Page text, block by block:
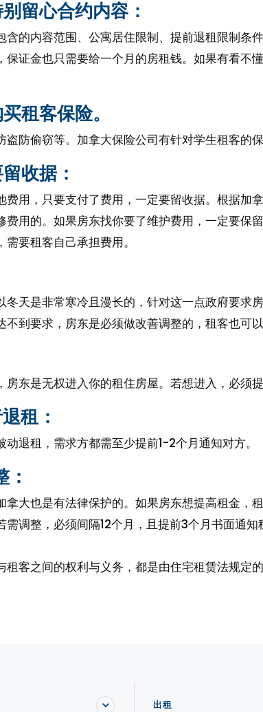
留心合约内容：
含的内容范围、公寓居住限制、提前退租限制条
保证金也只需要给一个月的房租钱。如果有看不
租客保险。
防偷窃等。加拿大保险公司有针对学生租客的
收据：
费用，只要支付了费用，一定要留收据。根据加
用的。如果房东找你要了维护费用，一定要保
要租客自己承担费用。
冬天是非常寒冷且漫长的，针对这一点政府要求
到要求，房东是必须做改善调整的，租客也可
东是无权进入你的租住房屋。若想进入，必须
租：
退租，需求方都需至少提前1-2个月通知对方。
拿大也是有法律保护的。如果房东想提高租金，
需调整，必须间隔12个月，且提前3个月书面通
租客之间的权利与义务，都是由住宅租赁法规定
出租